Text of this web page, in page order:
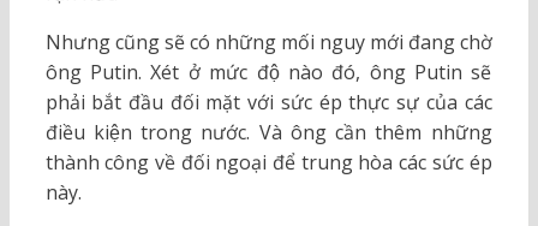
Nhưng cũng sẽ có những mối nguy mới đang chờ
ông Putin. Xét ở mức độ nào đó, ông Putin sẽ
phải bắt đầu đối mặt với sức ép thực sự của các
điều kiện trong nước. Và ông cần thêm những
thành công về đối ngoại để trung hòa các sức ép
này.